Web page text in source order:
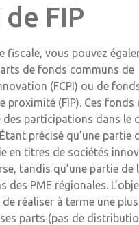
de FIP
fiscale, vous pouvez
de fonds communs de
(FCPI) ou de
proximité (FIP). Ces fonds
participations dans le
précisé qu’une partie
en titres de sociétés
tandis qu’une partie de
des PME régionales.
de réaliser à terme une
parts (pas de